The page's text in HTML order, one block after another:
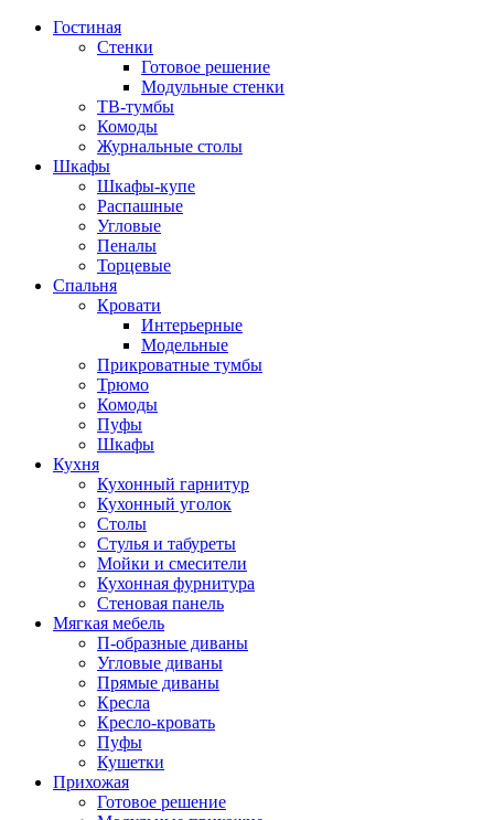
Гостиная
Стенки
Готовое решение
Модульные стенки
ТВ-тумбы
Комоды
Журнальные столы
Шкафы
Шкафы-купе
Распашные
Угловые
Пеналы
Торцевые
Спальня
Кровати
Интерьерные
Модельные
Прикроватные тумбы
Трюмо
Комоды
Пуфы
Шкафы
Кухня
Кухонный гарнитур
Кухонный уголок
Столы
Стулья и табуреты
Мойки и смесители
Кухонная фурнитура
Стеновая панель
Мягкая мебель
П-образные диваны
Угловые диваны
Прямые диваны
Кресла
Кресло-кровать
Пуфы
Кушетки
Прихожая
Готовое решение